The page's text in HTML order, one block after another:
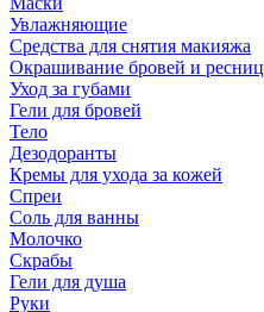
Увлажняющие
Средства для снятия макияжа
Окрашивание бровей и ресниц
Уход за губами
Гели для бровей
Тело
Дезодоранты
Кремы для ухода за кожей
Спреи
Соль для ванны
Молочко
Скрабы
Гели для душа
Руки